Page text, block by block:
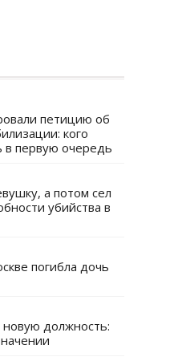
петицию об
кого
в первую очередь
а потом сел
убийства в
погибла дочь
должность: